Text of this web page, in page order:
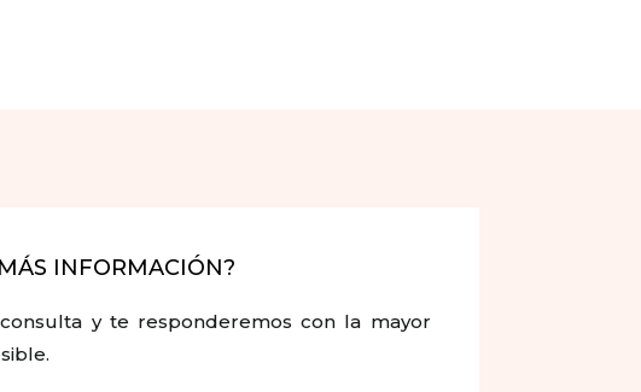
INFORMACIÓN?
y te responderemos con la mayor